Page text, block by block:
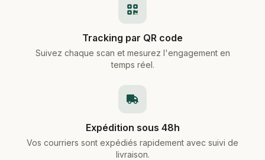
Tracking par QR code
Suivez chaque scan et mesurez l'engagement en
temps réel.
Expédition sous 48h
Vos courriers sont expédiés rapidement avec suivi de
livraison.